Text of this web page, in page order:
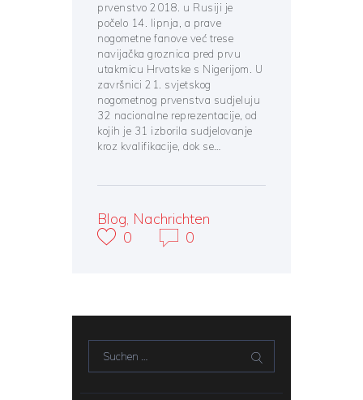
prvenstvo 2018. u Rusiji je
počelo 14. lipnja, a prave
nogometne fanove već trese
navijačka groznica pred prvu
utakmicu Hrvatske s Nigerijom. U
završnici 21. svjetskog
nogometnog prvenstva sudjeluju
32 nacionalne reprezentacije, od
kojih je 31 izborila sudjelovanje
kroz kvalifikacije, dok se…
Blog, Nachrichten
0
0